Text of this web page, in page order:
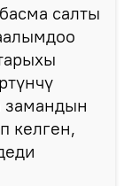
салты
замандын
келген,